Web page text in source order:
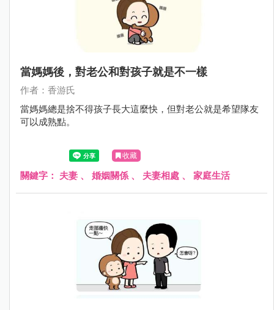
當媽媽後，對老公和對孩子就是不一樣
作者：香游氏
當媽媽總是捨不得孩子長大這麼快，但對老公就是希望隊友
可以成熟點。
收藏
關鍵字： 夫妻 、 婚姻關係 、 夫妻相處 、 家庭生活